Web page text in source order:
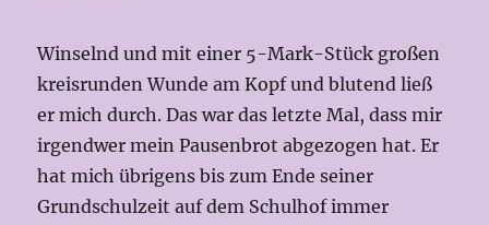
Winselnd und mit einer 5-Mark-Stück großen
kreisrunden Wunde am Kopf und blutend ließ
er mich durch. Das war das letzte Mal, dass mir
irgendwer mein Pausenbrot abgezogen hat. Er
hat mich übrigens bis zum Ende seiner
Grundschulzeit auf dem Schulhof immer